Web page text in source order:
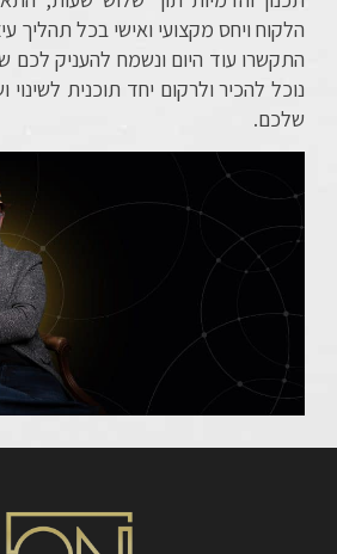
הלקוח ויחס מקצועי ואישי בכל תהליך
התקשרו עוד היום ונשמח להעניק לכם
נוכל להכיר ולרקום יחד תוכנית
שלכם.